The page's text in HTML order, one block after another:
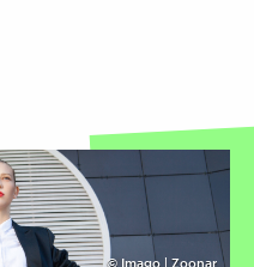
© Imago | Zoonar